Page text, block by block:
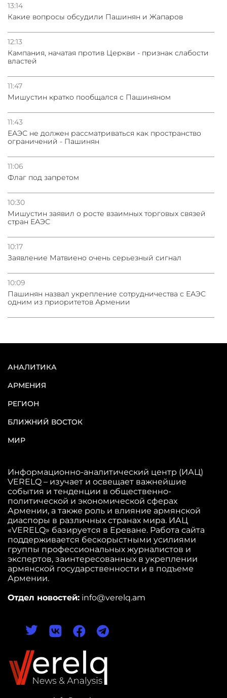
13:14
Какие вопросы обсудили Пашинян и Жапаров
12:13
Кампания, начатая против Церкви - признак слабости
властей
11:47
Мишустин кратко пообщался с Пашиняном
11:43
ЕАЭС не должен рассматриваться как пространство
ограничений - Пашинян
11:06
Флаг под запретом
10:30
Мишустин заявил о росте взаимных торговых связей
стран ЕАЭС
10:17
Заявление Матвиено очень серьезный сигнал
10:09
Пашинян назвал укрепление сотрудничества с ЕАЭС
одним из приоритетов Армении
АНАЛИТИКА
АРМЕНИЯ
РЕГИОН
БЛИЖНИЙ ВОСТОК
МИР
Информационно-аналитический центр (ИАЦ)
VERELQ – изучает и освещает важнейшие
события и тенденции в общественно-
политической и экономической сферах
Армении, а также роль и влияние армянской
диаспоры в различных странах мира. ИАЦ
«VERELQ» базируется в Ереване. Работа сайта
поддерживается бескорыстными усилиями
группы профессиональных журналистов и
экспертов, заинтересованных в укреплении
армянской государственности и в подъеме
Армении.
Отдел новостей: info@verelq.am